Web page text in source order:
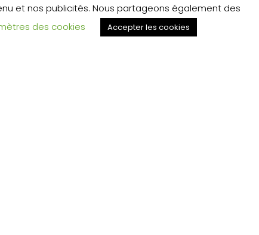
et nos publicités. Nous partageons également des
des cookies Accepter les cookies